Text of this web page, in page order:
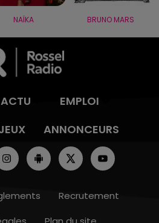
NAÏKA BRUNO MARS
ACTU
EMPLOI
ANNONCEURS
Recrutement